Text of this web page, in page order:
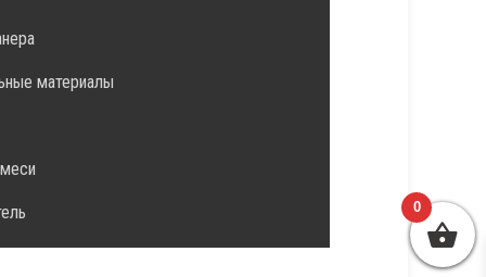
материалы
0